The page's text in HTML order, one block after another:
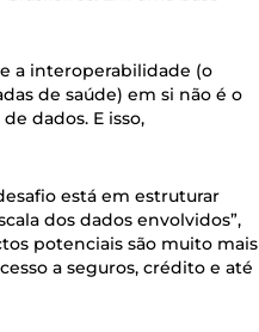
a interoperabilidade (o
de saúde) em si não é o
dados. E isso,
está em estruturar
dos dados envolvidos”,
potenciais são muito mais
a seguros, crédito e até